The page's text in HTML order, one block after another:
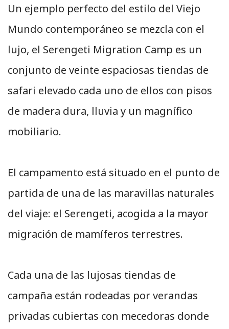
Un ejemplo perfecto del estilo del Viejo
Mundo contemporáneo se mezcla con el
lujo, el Serengeti Migration Camp es un
conjunto de veinte espaciosas tiendas de
safari elevado cada uno de ellos con pisos
de madera dura, lluvia y un magnífico
mobiliario.
El campamento está situado en el punto de
partida de una de las maravillas naturales
del viaje: el Serengeti, acogida a la mayor
migración de mamíferos terrestres.
Cada una de las lujosas tiendas de
campaña están rodeadas por verandas
privadas cubiertas con mecedoras donde